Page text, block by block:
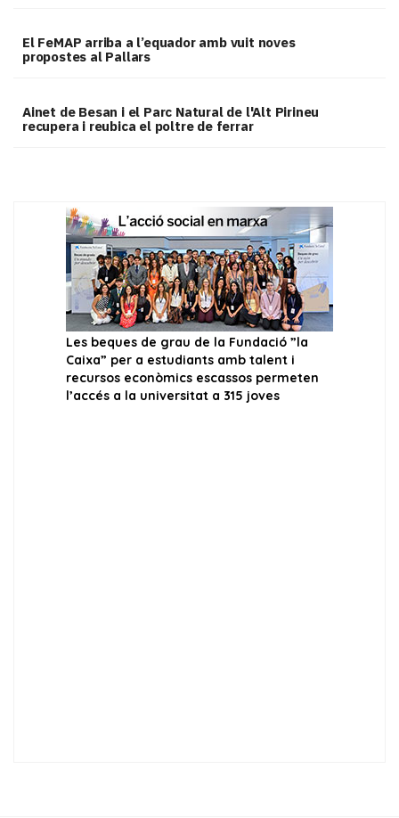
El FeMAP arriba a l’equador amb vuit noves
propostes al Pallars
Ainet de Besan i el Parc Natural de l'Alt Pirineu
recupera i reubica el poltre de ferrar